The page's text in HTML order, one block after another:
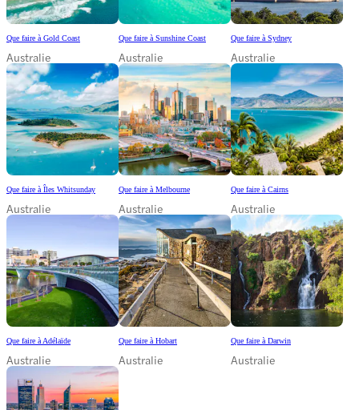
Que faire à Gold Coast
Australie
Que faire à Sunshine Coast
Australie
Que faire à Sydney
Australie
Que faire à Îles Whitsunday
Australie
Que faire à Melbourne
Australie
Que faire à Cairns
Australie
Que faire à Adélaïde
Australie
Que faire à Hobart
Australie
Que faire à Darwin
Australie